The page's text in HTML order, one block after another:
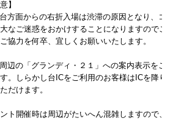
】
方面からの右折入場は渋滞の原因となり、コ
なご迷惑をおかけすることになりますのでご
協力を何卒、宜しくお願いいたします。
辺の「グランディ・２１」への案内表示をご
。しらかし台ICをご利用のお客様はICを降り
だけます。
ト開催時は周辺がたいへん混雑しますので、